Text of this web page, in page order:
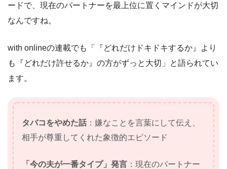
ードで、現在のパートナーを最上位に置くマインドが大切
なんですね。
with onlineの連載でも「『どれだけドキドキするか』より
も『どれだけ許せるか』の方がずっと大切」と語られてい
ます。
タバコをやめた話：嫌なことを言葉にして伝え、
相手が尊重してくれた象徴的エピソード
「今の夫が一番タイプ」発言 ：現在のパートナー